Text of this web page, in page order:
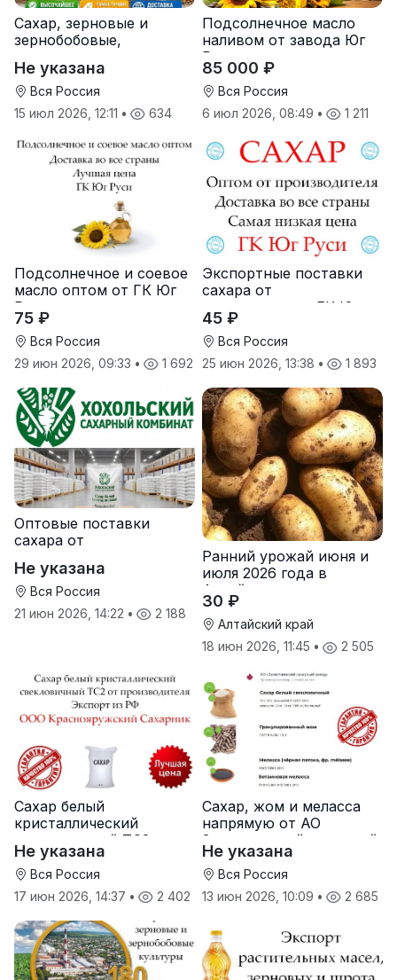
Сахар, зерновые и
зернобобовые,
корма
Не указана
Вся Россия
15 июл 2026, 12:11 • 634
Подсолнечное масло
наливом от завода Юг
Руси
85 000 ₽
Вся Россия
6 июл 2026, 08:49 • 1 211
Подсолнечное и соевое
масло оптом от ГК Юг
Руси
75 ₽
Вся Россия
29 июн 2026, 09:33 • 1 692
Экспортные поставки
сахара от
производителя ГК Юг
Руси
45 ₽
Вся Россия
25 июн 2026, 13:38 • 1 893
Оптовые поставки
сахара от
Хохольский сахарный
комбинат
Не указана
Вся Россия
21 июн 2026, 14:22 • 2 188
Ранний урожай июня и
июля 2026 года в
Алтайском крае
30 ₽
Алтайский край
18 июн 2026, 11:45 • 2 505
Сахар белый
кристаллический
свекловичный ТС2 от
производителя
Не указана
Вся Россия
17 июн 2026, 14:37 • 2 402
Сахар, жом и меласса
напрямую от АО
Земетчинский сахарный
завод
Не указана
Вся Россия
13 июн 2026, 10:09 • 2 685